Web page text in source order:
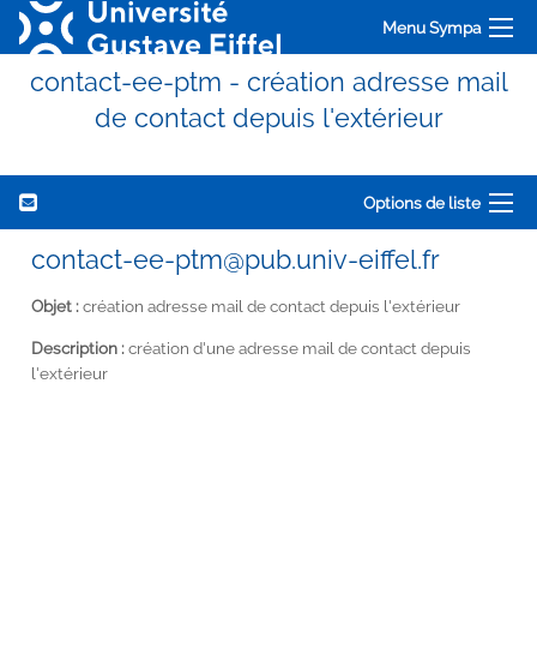
Menu Sympa
contact-ee-ptm - création adresse mail
de contact depuis l'extérieur
Options de liste
contact-ee-ptm@pub.univ-eiffel.fr
Objet :création adresse mail de contact depuis l'extérieur
Description :création d'une adresse mail de contact depuis
l'extérieur